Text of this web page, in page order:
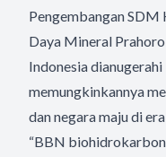
Pengembangan SDM
Daya Mineral
Indonesia
memungkinkannya
dan negara maju di
“BBN